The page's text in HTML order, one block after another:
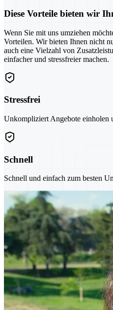
Diese Vorteile bieten wir
Wenn Sie mit uns umziehen
Vorteilen. Wir bieten Ihnen nicht
auch eine Vielzahl von
einfacher und stressfreier machen.
Stressfrei
Unkompliziert Angebote einholen
Schnell
Schnell und einfach zum besten